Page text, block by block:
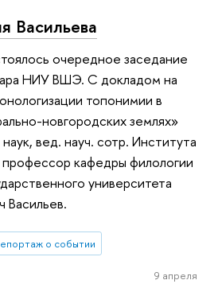
Васильева
очередное заседание
НИУ ВШЭ. С докладом на
топонимии в
новгородских землях»
вед. науч. сотр. Института
профессор кафедры филологии
университета
Васильев.
о событии
9 апреля